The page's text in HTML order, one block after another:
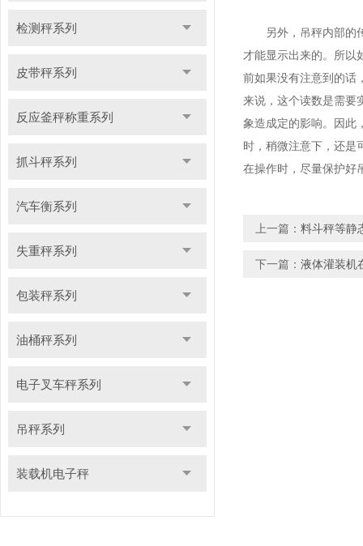
检测秤系列
皮带秤系列
反应釜秤称重系列
抓斗秤系列
汽车衡系列
失重秤系列
包装秤系列
油桶秤系列
电子叉车秤系列
吊秤系列
装载机电子秤
另外，吊秤内部的传
才能显示出来的。所以
前如果没有注意到的话
来说，这个读数是需要
象造成定的影响。因此
时，稍微注意下，还是
在操作时，尽量保护好
上一篇： 料斗秤等静
下一篇： 液体灌装机